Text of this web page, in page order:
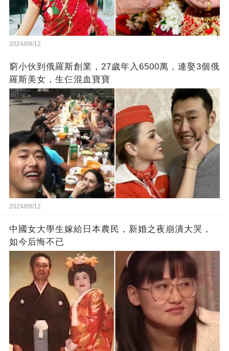
2024/09/12
窮小伙到俄羅斯創業，27歲年入6500萬，連娶3個俄
羅斯美女，生仨混血寶寶
2024/09/12
中國女大學生嫁給日本農民，新婚之夜崩潰大哭，
如今后悔不已